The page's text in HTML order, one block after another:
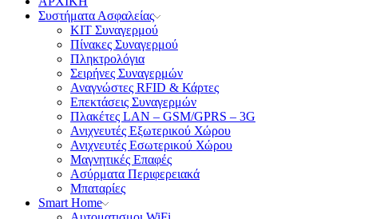
Συστήματα Ασφαλείας
ΚΙΤ Συναγερμού
Πίνακες Συναγερμού
Πληκτρολόγια
Σειρήνες Συναγερμών
Αναγνώστες RFID & Κάρτες
Επεκτάσεις Συναγερμών
Πλακέτες LAN – GSM/GPRS – 3G
Ανιχνευτές Εξωτερικού Χώρου
Ανιχνευτές Εσωτερικού Χώρου
Μαγνητικές Επαφές
Aσύρματα Περιφερειακά
Μπαταρίες
Smart Home